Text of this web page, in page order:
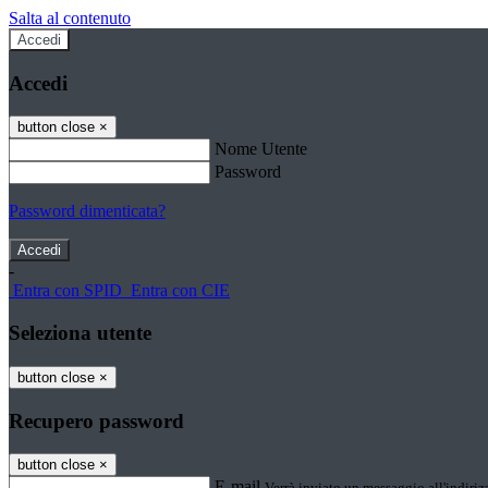
Salta al contenuto
Accedi
Accedi
button close ×
Nome Utente
Password
Password dimenticata?
-
Entra con SPID Entra con CIE
Seleziona utente
button close ×
Recupero password
button close ×